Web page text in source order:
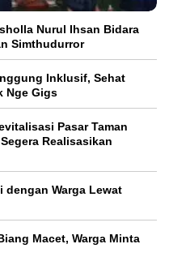
Nurul Ihsan Bidara
Simthudurror
Inklusif, Sehat
Nge Gigs
Pasar Taman
Realisasikan
dengan Warga Lewat
Macet, Warga Minta